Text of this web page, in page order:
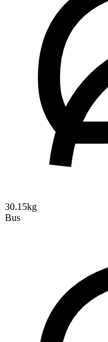
30.15kg
Bus